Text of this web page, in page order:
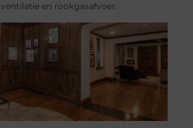
ventilatie en rookgasafvoer.